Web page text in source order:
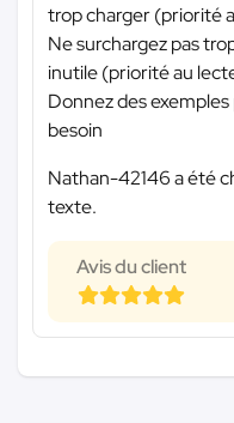
trop charger (priorité
Ne surchargez pas
inutile (priorité au
Donnez des
besoin
Nathan-42146 a été
texte.
Avis du client